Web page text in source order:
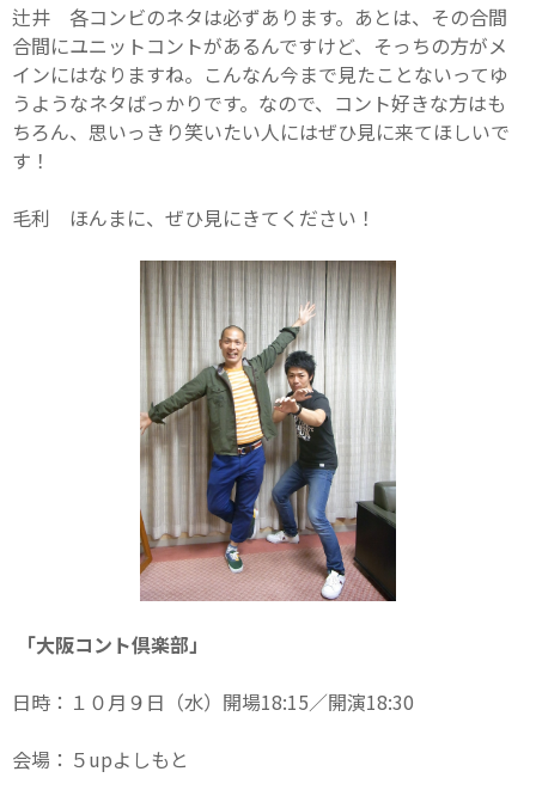
辻井 各コンビのネタは必ずあります。あとは、その合間
合間にユニットコントがあるんですけど、そっちの方がメ
インにはなりますね。こんなん今まで見たことないってゆ
うようなネタばっかりです。なので、コント好きな方はも
ちろん、思いっきり笑いたい人にはぜひ見に来てほしいで
す！
毛利 ほんまに、ぜひ見にきてください！
「大阪コント倶楽部」
日時：１０月９日（水）開場18:15／開演18:30
会場：５upよしもと